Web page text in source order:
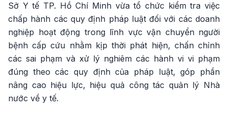
Sở Y tế TP. Hồ Chí Minh vừa tổ chức kiểm tra việc
chấp hành các quy định pháp luật đối với các doanh
nghiệp hoạt động trong lĩnh vực vận chuyển người
bệnh cấp cứu nhằm kịp thời phát hiện, chấn chỉnh
các sai phạm và xử lý nghiêm các hành vi vi phạm
đúng theo các quy định của pháp luật, góp phần
nâng cao hiệu lực, hiệu quả công tác quản lý Nhà
nước về y tế.